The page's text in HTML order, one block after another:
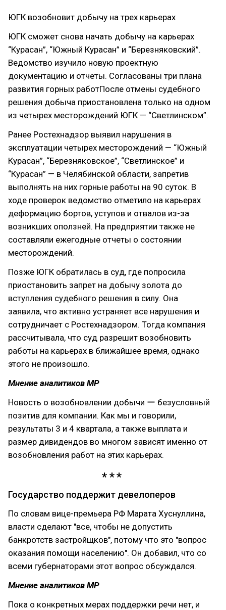
ЮГК возобновит добычу на трех карьерах
ЮГК сможет снова начать добычу на карьерах
“Курасан”, “Южный Курасан” и “Березняковский”.
Ведомство изучило новую проектную
документацию и отчеты. Согласованы три плана
развития горных работПосле отмены судебного
решения добыча приостановлена только на одном
из четырех месторождений ЮГК — “Светлинском”.
Ранее Ростехнадзор выявил нарушения в
эксплуатации четырех месторождений — “Южный
Курасан”, “Березняковское”, “Светлинское” и
“Курасан” — в Челябинской области, запретив
выполнять на них горные работы на 90 суток. В
ходе проверок ведомство отметило на карьерах
деформацию бортов, уступов и отвалов из-за
возникших оползней. На предприятии также не
составляли ежегодные отчеты о состоянии
месторождений.
Позже ЮГК обратилась в суд, где попросила
приостановить запрет на добычу золота до
вступления судебного решения в силу. Она
заявила, что активно устраняет все нарушения и
сотрудничает с Ростехнадзором. Тогда компания
рассчитывала, что суд разрешит возобновить
работы на карьерах в ближайшее время, однако
этого не произошло.
Мнение аналитиков МР
Новость о возобновлении добычи ー безусловный
позитив для компании. Как мы и говорили,
результаты 3 и 4 квартала, а также выплата и
размер дивидендов во многом зависят именно от
возобновления работ на этих карьерах.
Государство поддержит девелоперов
По словам вице-премьера РФ Марата Хуснуллина,
власти сделают "все, чтобы не допустить
банкротств застройщков", потому что это "вопрос
оказания помощи населению". Он добавил, что со
всеми губернаторами этот вопрос обсуждался.
Мнение аналитиков МР
Пока о конкретных мерах поддержки речи нет, и